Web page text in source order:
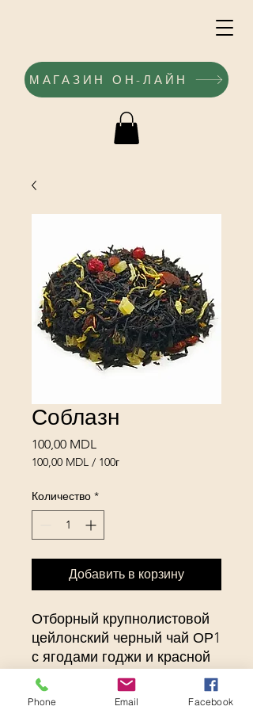
МАГАЗИН ОН-ЛАЙН
Соблазн
100,00 MDL
100,00 MDL / 100г
за
100
Граммы
Количество *
Добавить в корзину
Отборный крупнолистовой
цейлонский черный чай ОР1
с ягодами годжи и красной
смородины, кусочками
ананаса, лепестками
Phone Email Facebook